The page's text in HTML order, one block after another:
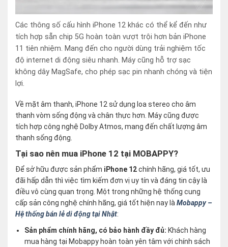
Các thông số cấu hình iPhone 12 khác có thể kể đến như
tích hợp sẵn chip 5G hoàn toàn vượt trội hơn bản iPhone
11 tiên nhiệm. Mang đến cho người dùng trải nghiệm tốc
độ internet di động siêu nhanh. Máy cũng hỗ trợ sạc
không dây MagSafe, cho phép sạc pin nhanh chóng và tiện
lợi.
Về mặt âm thanh, iPhone 12 sử dụng loa stereo cho âm
thanh vòm sống động và chân thực hơn. Máy cũng được
tích hợp công nghệ Dolby Atmos, mang đến chất lượng âm
thanh sống động.
Tại sao nên mua iPhone 12 tại MOBAPPY?
Để sở hữu được sản phẩm iPhone 12chính hãng, giá tốt, ưu
đãi hấp dẫn thì việc tìm kiếm đơn vị uy tín và đáng tin cậy là
điều vô cùng quan trọng. Một trong những hệ thống cung
cấp sản công nghệ chính hãng, giá tốt hiện nay là Mobappy –
Hệ thống bán lẻ di động tại Nhật:
Sản phẩm chính hãng, có bảo hành đầy đủ: Khách hàng
mua hàng tại Mobappy hoàn toàn yên tâm với chính sách